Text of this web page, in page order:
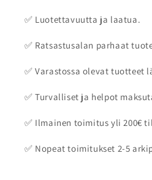
✅ Luotettavuutta ja laatua.
✅ Ratsastusalan parhaat
✅ Varastossa olevat tuotteet
✅ Turvalliset ja helpot
✅ Ilmainen toimitus yli 200€
✅ Nopeat toimitukset 2-5